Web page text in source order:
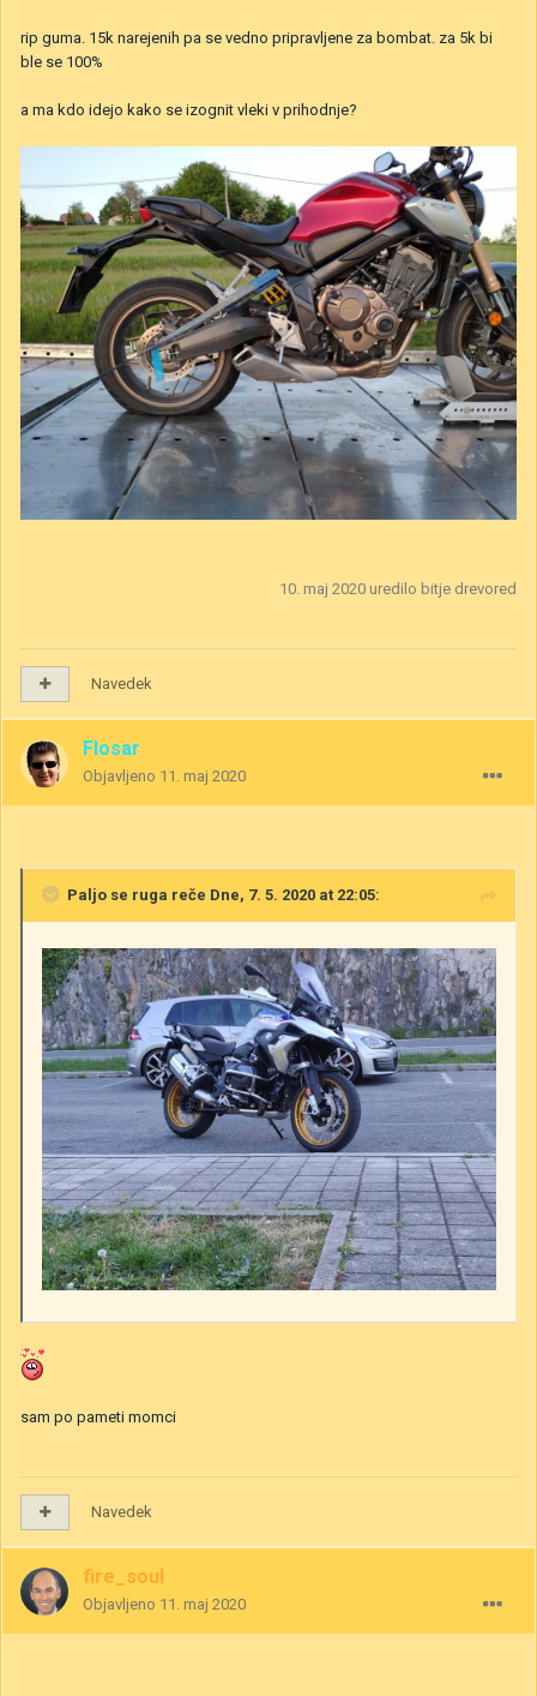
rip guma. 15k narejenih pa se vedno pripravljene za bombat. za 5k bi
ble se 100%
a ma kdo idejo kako se izognit vleki v prihodnje?
10. maj 2020 uredilo bitje drevored
Navedek
Flosar
Objavljeno 11. maj 2020
Paljo se ruga reče Dne, 7. 5. 2020 at 22:05:
sam po pameti momci
Navedek
fire_soul
Objavljeno 11. maj 2020